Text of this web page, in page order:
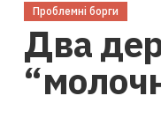
Проблемні борги
Два